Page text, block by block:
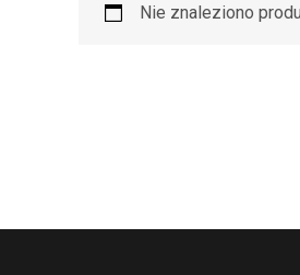
Nie znaleziono